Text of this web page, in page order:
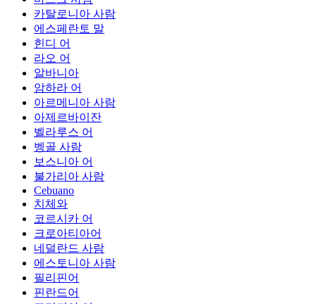
카탈로니아 사람
에스페란토 말
힌디 어
라오 어
알바니아
암하라 어
아르메니아 사람
아제르바이잔
벨라루스 어
벵골 사람
보스니아 어
불가리아 사람
Cebuano
치체와
코르시카 어
크로아티아어
네덜란드 사람
에스토니아 사람
필리핀어
핀란드어